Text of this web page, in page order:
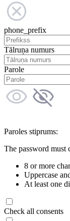
phone_prefix
Tālruņa numurs
Parole
Paroles stiprums:
The password must
8 or more
Uppercase
At least one
Check all consents